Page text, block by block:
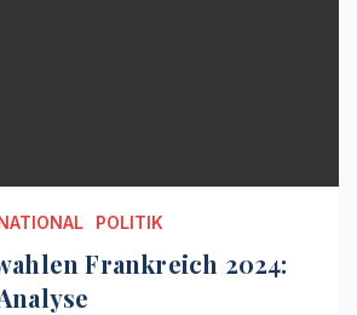
POLITIK
Frankreich 2024: